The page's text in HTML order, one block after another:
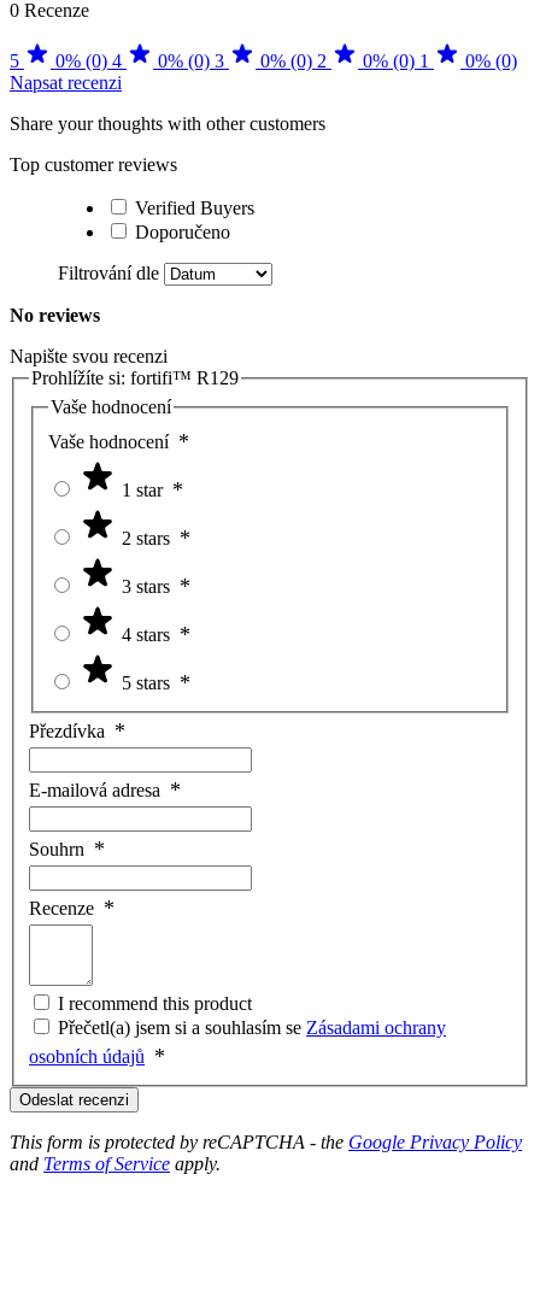
0 Recenze
5 0% (0) 4 0% (0) 3 0% (0) 2 0% (0) 1
0% (0)
Napsat recenzi
Share your thoughts with other customers
Top customer reviews
Verified Buyers
Doporučeno
Filtrování dle
No reviews
Napište svou recenzi
Prohlížíte si: fortifi™ R129
Vaše hodnocení
Vaše hodnocení
1 star
2 stars
3 stars
4 stars
5 stars
Přezdívka
E-mailová adresa
Souhrn
Recenze
I recommend this product
Přečetl(a) jsem si a souhlasím se Zásadami ochrany
osobních údajů
Odeslat recenzi
This form is protected by reCAPTCHA - the Google Privacy Policy
and Terms of Service apply.